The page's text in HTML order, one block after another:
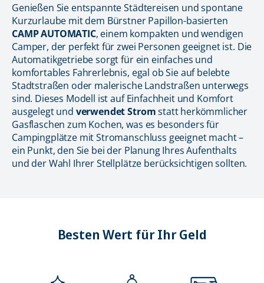
Genießen Sie entspannte Städtereisen und spontane
Kurzurlaube mit dem Bürstner Papillon-basierten
CAMP AUTOMATIC, einem kompakten und wendigen
Camper, der perfekt für zwei Personen geeignet ist. Die
Automatikgetriebe sorgt für ein einfaches und
komfortables Fahrerlebnis, egal ob Sie auf belebte
Stadtstraßen oder malerische Landstraßen unterwegs
sind. Dieses Modell ist auf Einfachheit und Komfort
ausgelegt und verwendet Stromstatt herkömmlicher
Gasflaschen zum Kochen, was es besonders für
Campingplätze mit Stromanschluss geeignet macht –
ein Punkt, den Sie bei der Planung Ihres Aufenthalts
und der Wahl Ihrer Stellplätze berücksichtigen sollten.
Besten Wert für Ihr Geld